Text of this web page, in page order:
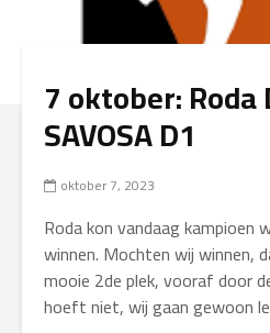
7 oktober:
SAVOSA D1
oktober 7, 2023
Roda kon vandaag kampioen
winnen. Mochten wij winnen,
mooie 2de plek, vooraf door
hoeft niet, wij gaan gewoon